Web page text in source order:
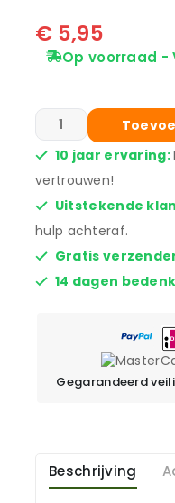
€ 5,95
Op voorraad -
10 jaar ervaring:
vertrouwen!
Uitstekende
hulp achteraf.
Gratis
14 dagen
Gegarandeerd
Beschrijving